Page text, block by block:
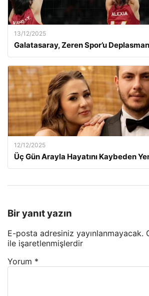
13/12/2025
Galatasaray, Zeren Spor’u
12/12/2025
Üç Gün Arayla Hayatını Kaybeden
Bir yanıt yazın
E-posta adresiniz yayınlanmayacak.
ile işaretlenmişlerdir
Yorum *